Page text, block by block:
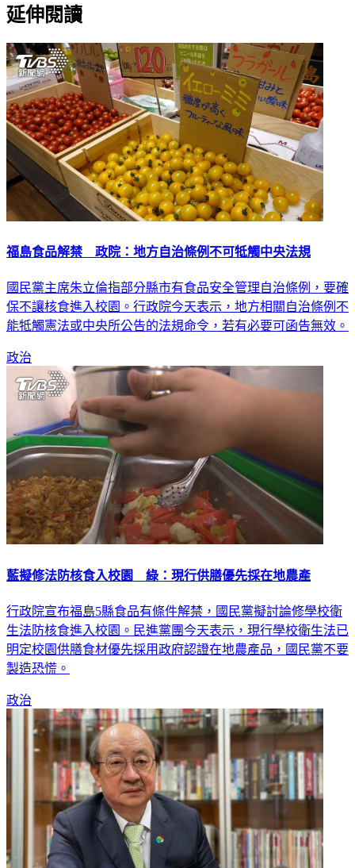
延伸閱讀
福島食品解禁 政院：地方自治條例不可牴觸中央法規
國民黨主席朱立倫指部分縣市有食品安全管理自治條例，要確
保不讓核食進入校園。行政院今天表示，地方相關自治條例不
能牴觸憲法或中央所公告的法規命令，若有必要可函告無效。
政治
藍擬修法防核食入校園 綠：現行供膳優先採在地農產
行政院宣布福島5縣食品有條件解禁，國民黨擬討論修學校衛
生法防核食進入校園。民進黨團今天表示，現行學校衛生法已
明定校園供膳食材優先採用政府認證在地農產品，國民黨不要
製造恐慌。
政治